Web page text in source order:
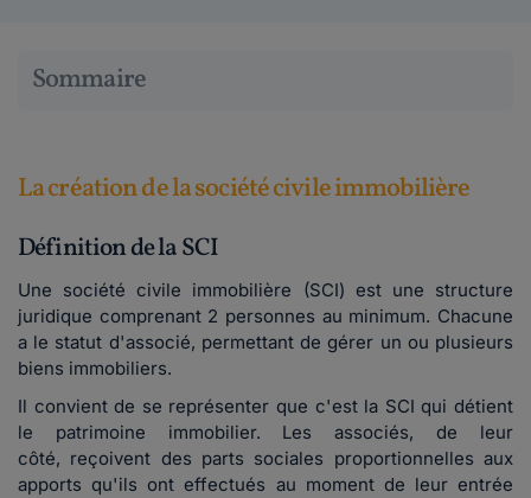
Sommaire
La création de la société civile immobilière
Définition de la SCI
Une société civile immobilière (SCI) est une structure
juridique comprenant 2 personnes au minimum. Chacune
a le statut d'associé, permettant de gérer un ou plusieurs
biens immobiliers.
Il convient de se représenter que c'est la SCI qui détient
le patrimoine immobilier. Les associés, de leur
côté, reçoivent des parts sociales proportionnelles aux
apports qu'ils ont effectués au moment de leur entrée